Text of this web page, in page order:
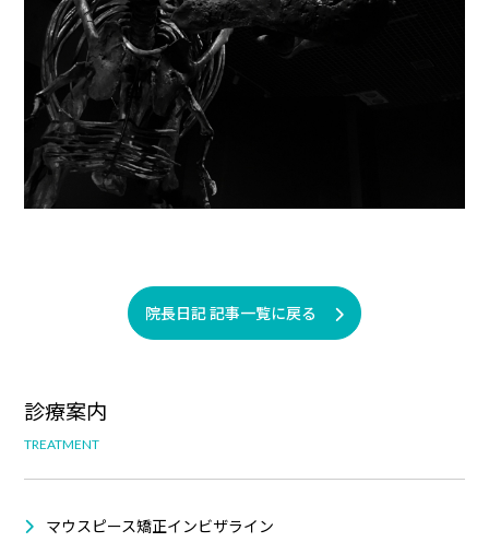
診療案内
TREATMENT
マウスピース矯正インビザライン
院長日記 記事一覧に戻る